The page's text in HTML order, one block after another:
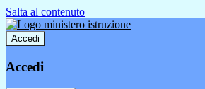
Salta al contenuto
Accedi
Accedi